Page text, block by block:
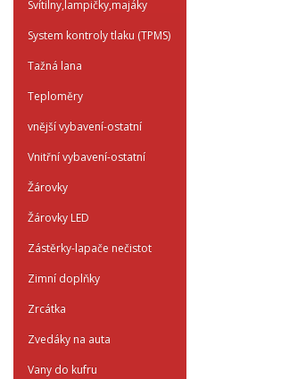
Svítilny,lampičky,majáky
System kontroly tlaku (TPMS)
Tažná lana
Teploměry
vnější vybavení-ostatní
Vnitřní vybavení-ostatní
Žárovky
Žárovky LED
Zástěrky-lapače nečistot
Zimní doplňky
Zrcátka
Zvedáky na auta
Vany do kufru